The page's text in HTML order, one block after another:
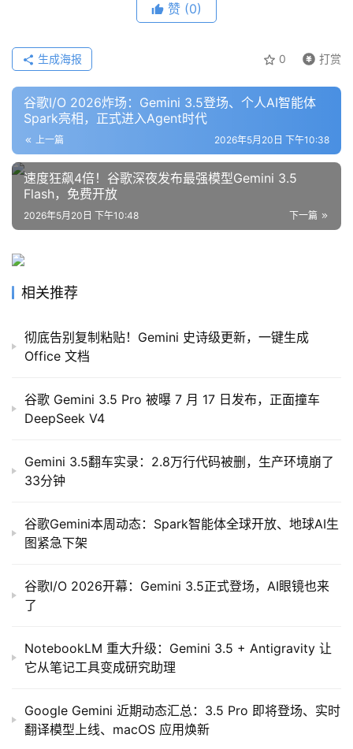
赞 (0)
0 打赏
生成海报
谷歌I/O 2026炸场：Gemini 3.5登场、个人AI智能体
Spark亮相，正式进入Agent时代
上一篇 2026年5月20日 下午10:38
速度狂飙4倍！谷歌深夜发布最强模型Gemini 3.5
Flash，免费开放
下一篇
2026年5月20日 下午10:48
相关推荐
彻底告别复制粘贴！Gemini 史诗级更新，一键生成
Office 文档
谷歌 Gemini 3.5 Pro 被曝 7 月 17 日发布，正面撞车
DeepSeek V4
Gemini 3.5翻车实录：2.8万行代码被删，生产环境崩了
33分钟
谷歌Gemini本周动态：Spark智能体全球开放、地球AI生
图紧急下架
谷歌I/O 2026开幕：Gemini 3.5正式登场，AI眼镜也来
了
NotebookLM 重大升级：Gemini 3.5 + Antigravity 让
它从笔记工具变成研究助理
Google Gemini 近期动态汇总：3.5 Pro 即将登场、实时
翻译模型上线、macOS 应用焕新